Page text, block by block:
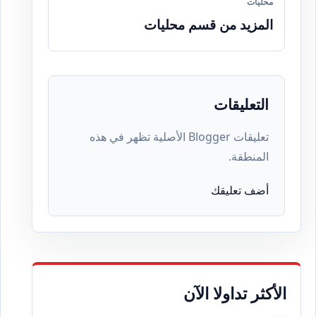
المزيد من قسم محليات
التعليقات
تعليقات Blogger الأصلية تظهر في هذه
المنطقة.
أضف تعليقك
الأكثر تداولا الآن